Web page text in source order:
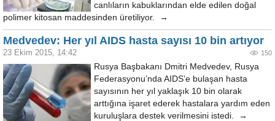
canlıların kabuklarından elde edilen doğal
polimer kitosan maddesinden üretiliyor. →
Medvedev: Her yıl AIDS hasta sayısı 10 bin artıyor
23 Ekim 2015, 14:42 150
Rusya Başbakanı Dmitri Medvedev, Rusya
Federasyonu’nda AIDS’e bulaşan hasta
sayısının her yıl yaklaşık 10 bin olarak
arttığına işaret ederek hastalara yardım eden
kuruluşlara destek verilmesini istedi. →